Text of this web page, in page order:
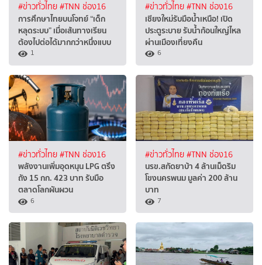
#ข่าวทั่วไทย#TNN ช่อง16
การศึกษาไทยบนโจทย์ “เด็ก
หลุดระบบ” เมื่อเส้นทางเรียน
ต้องไปต่อได้มากกว่าหนึ่งแบบ
1
#ข่าวทั่วไทย#TNN ช่อง16
เชียงใหม่รับมือน้ำเหนือ! เปิด
ประตูระบาย รับน้ำก้อนใหญ่ไหล
ผ่านเมืองเที่ยงคืน
6
#ข่าวทั่วไทย#TNN ช่อง16
พลังงานเพิ่มอุดหนุน LPG ตรึง
ถัง 15 กก. 423 บาท รับมือ
ตลาดโลกผันผวน
6
#ข่าวทั่วไทย#TNN ช่อง16
นรข.สกัดยาบ้า 4 ล้านเม็ดริม
โขงนครพนม มูลค่า 200 ล้าน
บาท
7